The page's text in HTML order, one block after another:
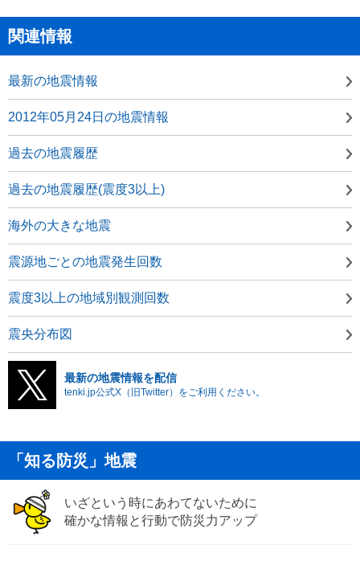
関連情報
最新の地震情報
2012年05月24日の地震情報
過去の地震履歴
過去の地震履歴(震度3以上)
海外の大きな地震
震源地ごとの地震発生回数
震度3以上の地域別観測回数
震央分布図
最新の地震情報を配信
tenki.jp公式X（旧Twitter）をご利用ください。
「知る防災」地震
いざという時にあわてないために
確かな情報と行動で防災力アップ